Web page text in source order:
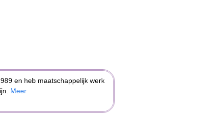
en heb maatschappelijk werk
Meer